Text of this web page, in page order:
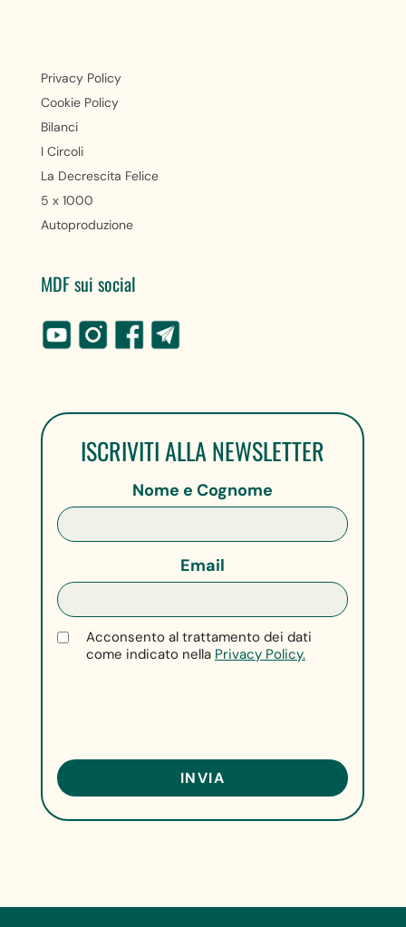
Privacy Policy
Cookie Policy
Bilanci
I Circoli
La Decrescita Felice
5 x 1000
Autoproduzione
MDF sui social
ISCRIVITI ALLA NEWSLETTER
Nome e Cognome
Email
Acconsento al trattamento dei dati
come indicato nella Privacy Policy.